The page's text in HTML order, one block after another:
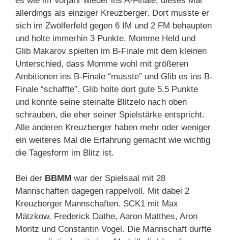
allerdings als einziger Kreuzberger. Dort musste er
sich im Zwölferfeld gegen 6 IM und 2 FM behaupten
und holte immerhin 3 Punkte. Momme Held und
Glib Makarov spielten im B-Finale mit dem kleinen
Unterschied, dass Momme wohl mit größeren
Ambitionen ins B-Finale “musste” und Glib es ins B-
Finale “schaffte”. Glib holte dort gute 5,5 Punkte
und konnte seine steinalte Blitzelo nach oben
schrauben, die eher seiner Spielstärke entspricht.
Alle anderen Kreuzberger haben mehr oder weniger
ein weiteres Mal die Erfahrung gemacht wie wichtig
die Tagesform im Blitz ist.
Bei der BBMM war der Spielsaal mit 28
Mannschaften dagegen rappelvoll. Mit dabei 2
Kreuzberger Mannschaften. SCK1 mit Max
Mätzkow, Frederick Dathe, Aaron Matthes, Aron
Moritz und Constantin Vogel. Die Mannschaft durfte